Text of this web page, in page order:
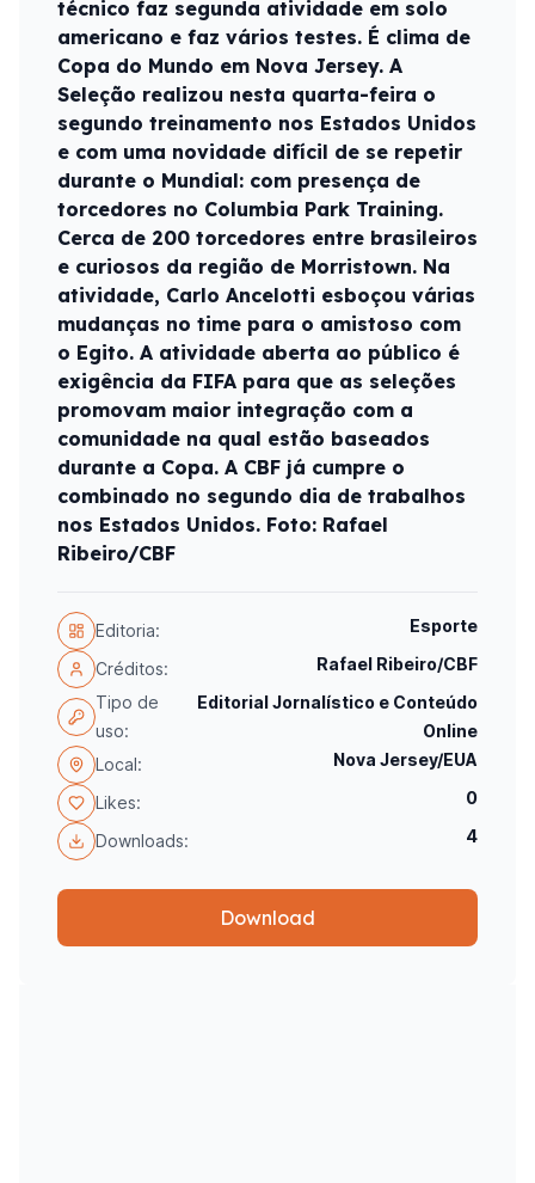
técnico faz segunda atividade em solo
americano e faz vários testes. É clima de
Copa do Mundo em Nova Jersey. A
Seleção realizou nesta quarta-feira o
segundo treinamento nos Estados Unidos
e com uma novidade difícil de se repetir
durante o Mundial: com presença de
torcedores no Columbia Park Training.
Cerca de 200 torcedores entre brasileiros
e curiosos da região de Morristown. Na
atividade, Carlo Ancelotti esboçou várias
mudanças no time para o amistoso com
o Egito. A atividade aberta ao público é
exigência da FIFA para que as seleções
promovam maior integração com a
comunidade na qual estão baseados
durante a Copa. A CBF já cumpre o
combinado no segundo dia de trabalhos
nos Estados Unidos. Foto: Rafael
Ribeiro/CBF
Editoria: Esporte
Créditos:
Rafael Ribeiro/CBF
Tipo de
uso:
Editorial Jornalístico e Conteúdo
Online
Local:
Nova Jersey/EUA
Likes: 0
Downloads: 4
Download